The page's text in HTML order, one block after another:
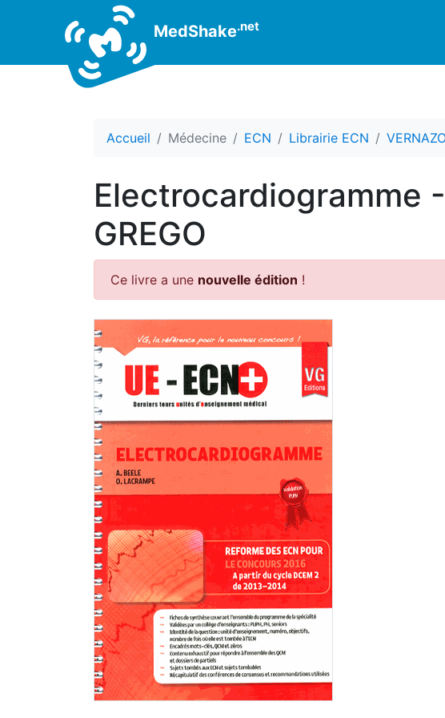
MedShake.net
Accueil Médecine ECN Librairie ECN
Electrocardiogramme
GREGO
Ce livre a une nouvelle édition !